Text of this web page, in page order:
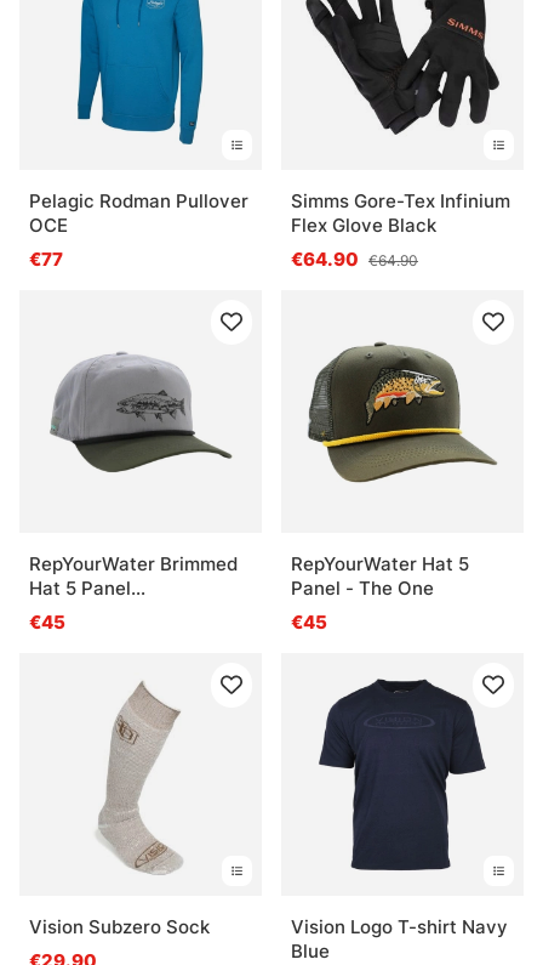
Pelagic Rodman Pullover
OCE
€77
Simms Gore-Tex Infinium
Flex Glove Black
€64.90 €64.90
RepYourWater Brimmed
Hat 5 Panel
Unstructured - Grizzly
Trout
€45
RepYourWater Hat 5
Panel - The One
€45
Vision Subzero Sock
€29.90
Vision Logo T-shirt Navy
Blue